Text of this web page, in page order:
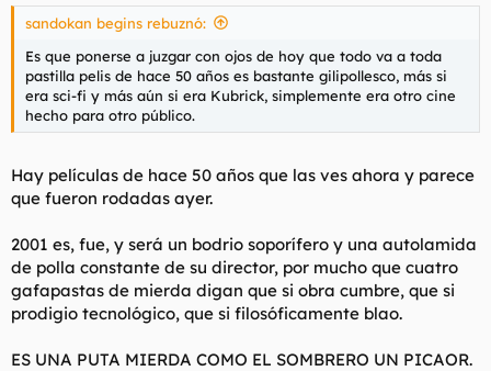
r
d
l
t
e
m
n
i
i
o
sandokan begins rebuznó:
Es que ponerse a juzgar con ojos de hoy que todo va a toda
pastilla pelis de hace 50 años es bastante gilipollesco, más si
era sci-fi y más aún si era Kubrick, simplemente era otro cine
hecho para otro público.
Hay películas de hace 50 años que las ves ahora y parece
que fueron rodadas ayer.
2001 es, fue, y será un bodrio soporífero y una autolamida
de polla constante de su director, por mucho que cuatro
gafapastas de mierda digan que si obra cumbre, que si
prodigio tecnológico, que si filosóficamente blao.
ES UNA PUTA MIERDA COMO EL SOMBRERO UN PICAOR.